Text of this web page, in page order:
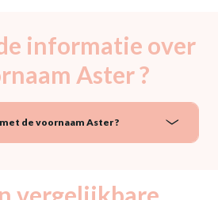
informatie over
Aster ?
de voornaam Aster ?